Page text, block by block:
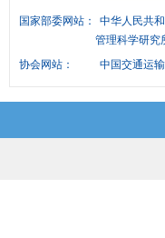
国家部委网站： 中华人民共
管理科学研究
协会网站：
中国交通运